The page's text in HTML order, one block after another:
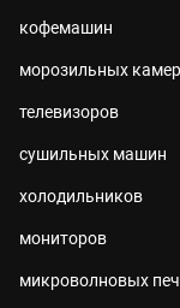
кофемашин
морозильных камер
телевизоров
сушильных машин
холодильников
мониторов
микроволновых